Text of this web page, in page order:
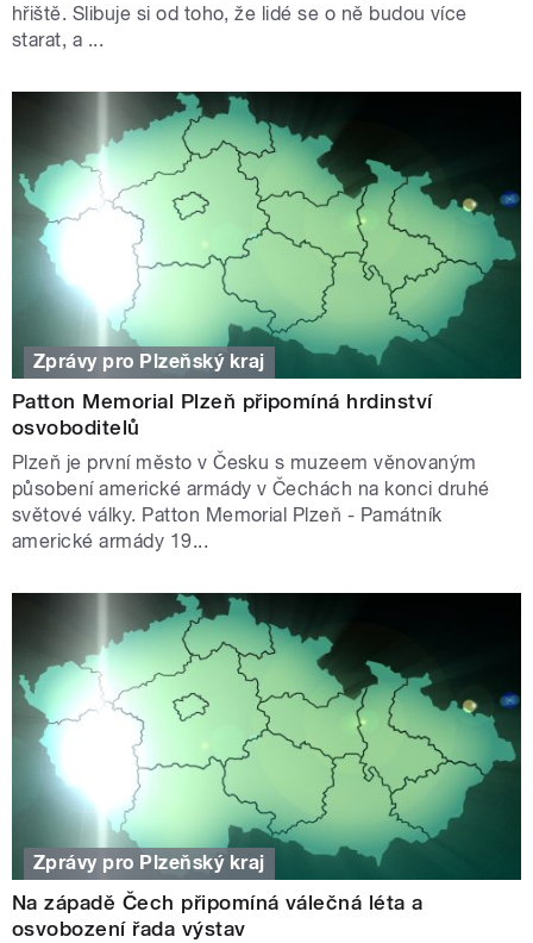
hřiště. Slibuje si od toho, že lidé se o ně budou více
starat, a ...
Zprávy pro Plzeňský kraj
Patton Memorial Plzeň připomíná hrdinství
osvoboditelů
Plzeň je první město v Česku s muzeem věnovaným
působení americké armády v Čechách na konci druhé
světové války. Patton Memorial Plzeň - Památník
americké armády 19...
Zprávy pro Plzeňský kraj
Na západě Čech připomíná válečná léta a
osvobození řada výstav